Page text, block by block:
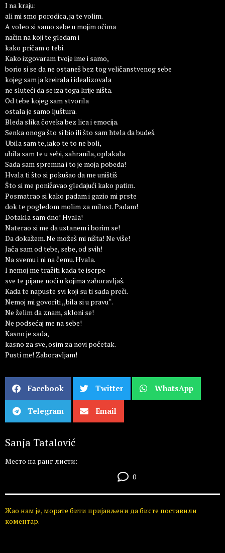
I na kraju:
ali mi smo porodica, ja te volim.
A voleo si samo sebe u mojim očima
način na koji te gledam i
kako pričam o tebi.
Kako izgovaram tvoje ime i samo,
borio si se da ne ostaneš bez tog veličanstvenog sebe
kojeg sam ja kreirala i idealizovala
ne sluteći da se iza toga krije ništa.
Od tebe kojeg sam stvorila
ostala je samo ljuštura.
Bleda slika čoveka bez lica i emocija.
Senka onoga što si bio ili što sam htela da budeš.
Ubila sam te, iako te to ne boli,
ubila sam te u sebi, sahranila, oplakala
Sada sam spremna i to je moja pobeda!
Hvala ti što si pokušao da me uništiš
Što si me ponižavao gledajući kako patim.
Posmatrao si kako padam i gazio mi prste
dok te pogledom molim za milost. Padam!
Dotakla sam dno! Hvala!
Naterao si me da ustanem i borim se!
Da dokažem. Ne možeš mi ništa! Ne više!
Jača sam od tebe, sebe, od svih!
Na svemu i ni na čemu. Hvala.
I nemoj me tražiti kada te iscrpe
sve te pijane noći u kojima zaboravljaš.
Kada te napuste svi koji su ti sada preči.
Nemoj mi govoriti ,,bila si u pravu“.
Ne želim da znam, skloni se!
Ne podsećaj me na sebe!
Kasno je sada,
kasno za sve, osim za novi početak.
Pusti me! Zaboravljam!
Facebook Twitter WhatsApp
Telegram Email
Sanja Tatalović
Место на ранг листи:
0
Жао нам је, морате бити пријављени да бисте поставили
коментар.